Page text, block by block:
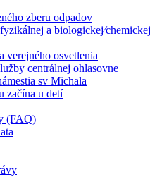
zberu odpadov
a biologickej⁄chemickej
verejného osvetlenia
centrálnej ohlasovne
sv Michala
začína u detí
(FAQ)